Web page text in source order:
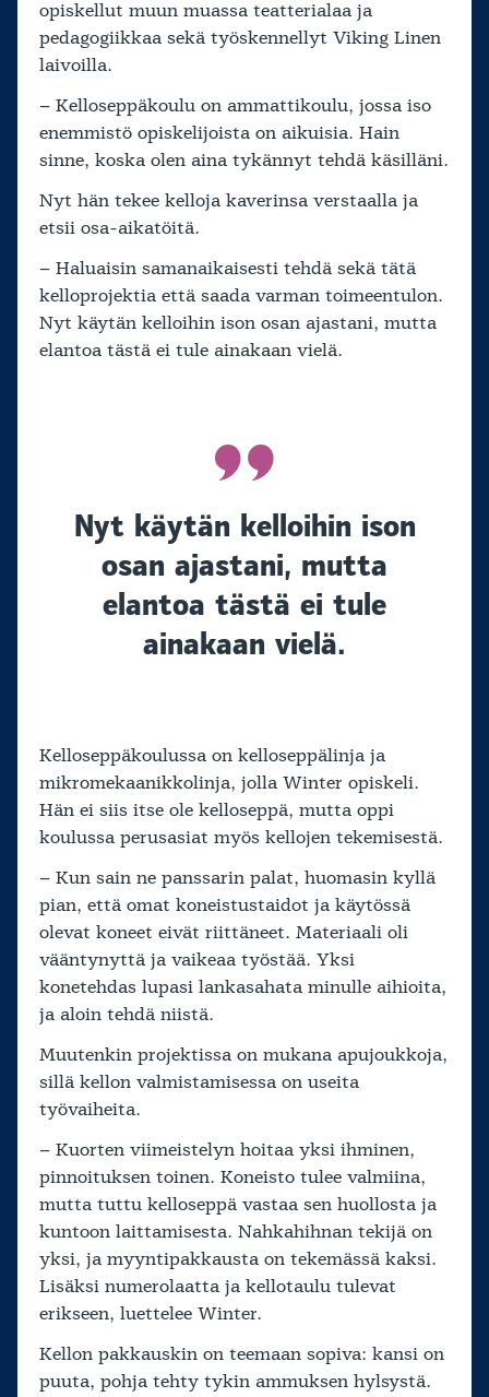
opiskellut muun muassa teatterialaa ja
pedagogiikkaa sekä työskennellyt Viking Linen
laivoilla.
– Kelloseppäkoulu on ammattikoulu, jossa iso
enemmistö opiskelijoista on aikuisia. Hain
sinne, koska olen aina tykännyt tehdä käsilläni.
Nyt hän tekee kelloja kaverinsa verstaalla ja
etsii osa-aikatöitä.
– Haluaisin samanaikaisesti tehdä sekä tätä
kelloprojektia että saada varman toimeentulon.
Nyt käytän kelloihin ison osan ajastani, mutta
elantoa tästä ei tule ainakaan vielä.
Nyt käytän kelloihin ison
osan ajastani, mutta
elantoa tästä ei tule
ainakaan vielä.
Kelloseppäkoulussa on kelloseppälinja ja
mikromekaanikkolinja, jolla Winter opiskeli.
Hän ei siis itse ole kelloseppä, mutta oppi
koulussa perusasiat myös kellojen tekemisestä.
– Kun sain ne panssarin palat, huomasin kyllä
pian, että omat koneistustaidot ja käytössä
olevat koneet eivät riittäneet. Materiaali oli
vääntynyttä ja vaikeaa työstää. Yksi
konetehdas lupasi lankasahata minulle aihioita,
ja aloin tehdä niistä.
Muutenkin projektissa on mukana apujoukkoja,
sillä kellon valmistamisessa on useita
työvaiheita.
– Kuorten viimeistelyn hoitaa yksi ihminen,
pinnoituksen toinen. Koneisto tulee valmiina,
mutta tuttu kelloseppä vastaa sen huollosta ja
kuntoon laittamisesta. Nahkahihnan tekijä on
yksi, ja myyntipakkausta on tekemässä kaksi.
Lisäksi numerolaatta ja kellotaulu tulevat
erikseen, luettelee Winter.
Kellon pakkauskin on teemaan sopiva: kansi on
puuta, pohja tehty tykin ammuksen hylsystä.